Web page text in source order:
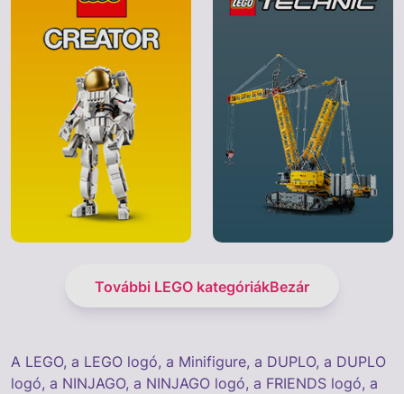
További LEGO kategóriákBezár
A LEGO, a LEGO logó, a Minifigure, a DUPLO, a DUPLO
logó, a NINJAGO, a NINJAGO logó, a FRIENDS logó, a